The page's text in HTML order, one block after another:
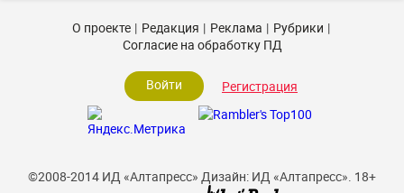
©2008-2014 ИД «Алтапресс» Дизайн: ИД «Алтапресс». 18+
О проекте Редакция Реклама
Рубрики
Согласие на обработку ПД
Войти Регистрация